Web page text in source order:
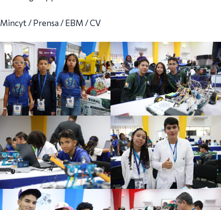
Mincyt / Prensa / EBM / CV